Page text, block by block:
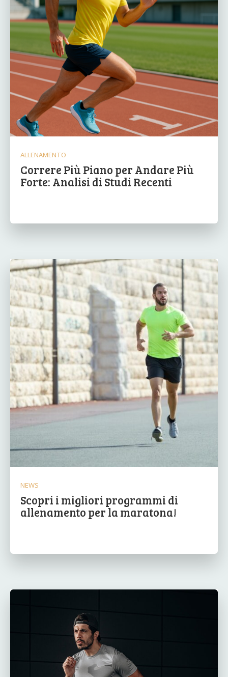
ALLENAMENTO
Correre Più Piano per Andare Più
Forte: Analisi di Studi Recenti
NEWS
Scopri i migliori programmi di
allenamento per la maratona!